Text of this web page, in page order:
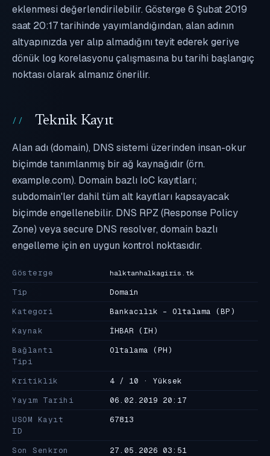
eklenmesi değerlendirilebilir. Gösterge 6 Şubat 2019
saat 20:17 tarihinde yayımlandığından, alan adının
altyapınızda yer alıp almadığını teyit ederek geriye
dönük log korelasyonu çalışmasına bu tarihi başlangıç
noktası olarak almanız önerilir.
Teknik Kayıt
Alan adı (domain), DNS sistemi üzerinden insan-okur
biçimde tanımlanmış bir ağ kaynağıdır (örn.
example.com). Domain bazlı IoC kayıtları;
subdomain'ler dahil tüm alt kayıtları kapsayacak
biçimde engellenebilir. DNS RPZ (Response Policy
Zone) veya secure DNS resolver, domain bazlı
engelleme için en uygun kontrol noktasıdır.
Gösterge halktanhalkagiris.tk
Tip
Domain
Kategori
Bankacılık - Oltalama (BP)
Kaynak
İHBAR (IH)
Bağlantı
Tipi
Oltalama (PH)
Kritiklik
4 / 10 · Yüksek
Yayım Tarihi
06.02.2019 20:17
USOM Kayıt
ID
67813
Son Senkron 27.05.2026 03:51